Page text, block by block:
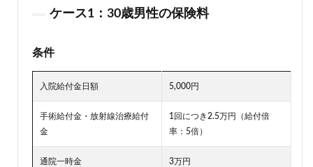
ケース1：30歳男性の保険料
条件
入院給付金日額 5,000円
手術給付金・放射線治療給付
金
1回につき2.5万円（給付倍
率：5倍）
通院一時金 3万円